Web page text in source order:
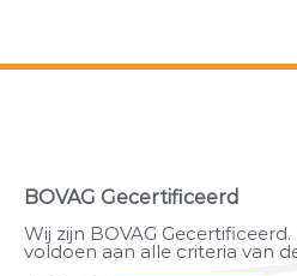
BOVAG Gecertificeerd
Wij zijn BOVAG
voldoen aan alle criteria van